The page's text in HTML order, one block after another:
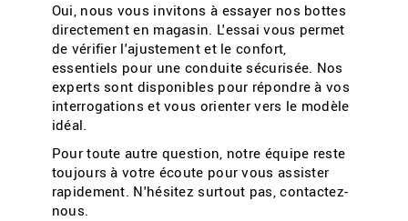
Oui, nous vous invitons à essayer nos bottes
directement en magasin. L'essai vous permet
de vérifier l'ajustement et le confort,
essentiels pour une conduite sécurisée. Nos
experts sont disponibles pour répondre à vos
interrogations et vous orienter vers le modèle
idéal.
Pour toute autre question, notre équipe reste
toujours à votre écoute pour vous assister
rapidement. N'hésitez surtout pas, contactez-
nous.